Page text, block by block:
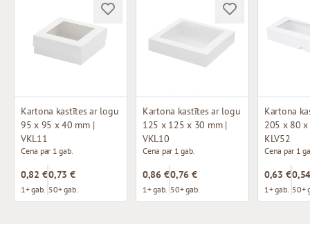
Kartona kastītes ar logu
95 x 95 x 40 mm |
VKL11
Cena par 1 gab.
0,82 €
1+ gab.
0,73 €
50+ gab.
Kartona kastītes ar logu
125 x 125 x 30 mm |
VKL10
Cena par 1 gab.
0,86 €
1+ gab.
0,76 €
50+ gab.
205 x 80
KLV52
Cena par 1
0,63 €
1+ gab. 50+